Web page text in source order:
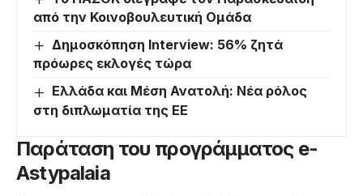
από την Κοινοβουλευτική Ομάδα
Δημοσκόπηση Interview: 56% ζητά
πρόωρες εκλογές τώρα
Ελλάδα και Μέση Ανατολή: Νέα ρόλος
στη διπλωματία της ΕΕ
Παράταση του προγράμματος e-
Astypalaia